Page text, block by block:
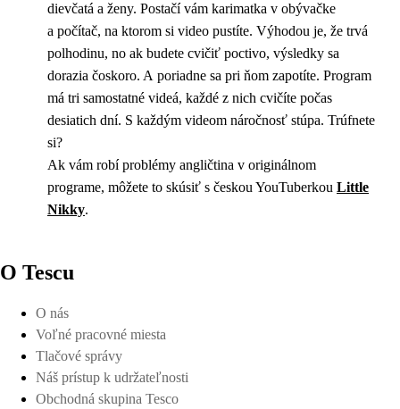
dievčatá a ženy. Postačí vám karimatka v obývačke
a počítač, na ktorom si video pustíte. Výhodou je, že trvá
polhodinu, no ak budete cvičiť poctivo, výsledky sa
dorazia čoskoro. A poriadne sa pri ňom zapotíte. Program
má tri samostatné videá, každé z nich cvičíte počas
desiatich dní. S každým videom náročnosť stúpa. Trúfnete
si?
Ak vám robí problémy angličtina v originálnom
programe, môžete to skúsiť s českou YouTuberkou Little
Nikky.
O Tescu
O nás
Voľné pracovné miesta
Tlačové správy
Náš prístup k udržateľnosti
Obchodná skupina Tesco